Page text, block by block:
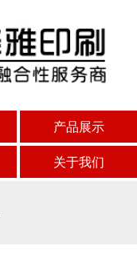
产品展示
关于我们